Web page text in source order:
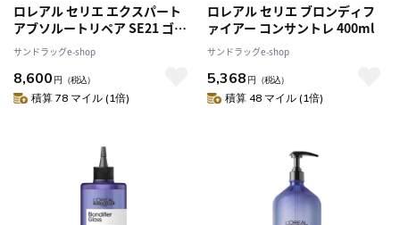
ロレアル セリエ エクスパート
アブソルートリペア SE21 ゴー
ルド コンディショナー 750g [2
個セット]
サンドラッグe-shop
8,600 円 （税込）
積算 78 マイル (1倍)
ロレアル セリエ ブロンディフ
ァイアー コンサントレ 400ml
サンドラッグe-shop
5,368 円 （税込）
積算 48 マイル (1倍)